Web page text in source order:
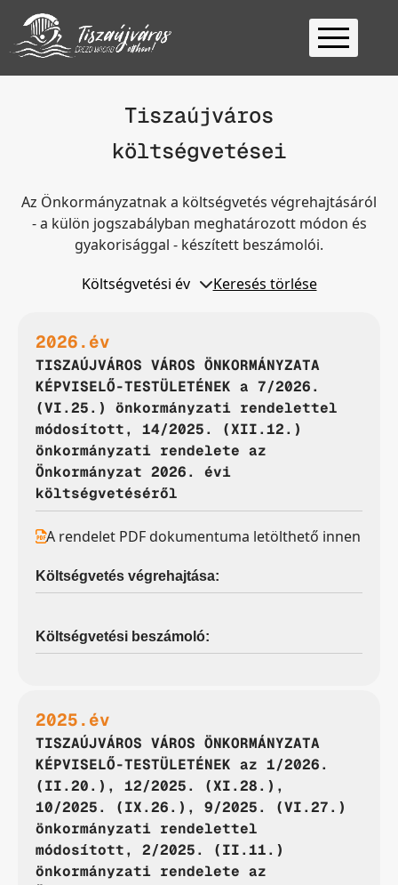
Kezdőlap
2026 Fontos
Elérhetőség
Tiszaújváros
költségvetései
Az Önkormányzatnak a költségvetés végrehajtásáról
- a külön jogszabályban meghatározott módon és
gyakorisággal - készített beszámolói.
Költségvetési év
Keresés törlése
2026.év
TISZAÚJVÁROS VÁROS ÖNKORMÁNYZATA
KÉPVISELŐ-TESTÜLETÉNEK a 7/2026.
(VI.25.) önkormányzati rendelettel
módosított, 14/2025. (XII.12.)
önkormányzati rendelete az
Önkormányzat 2026. évi
költségvetéséről
A rendelet PDF dokumentuma letölthető innen
Költségvetés végrehajtása:
Költségvetési beszámoló:
2025.év
TISZAÚJVÁROS VÁROS ÖNKORMÁNYZATA
KÉPVISELŐ-TESTÜLETÉNEK az 1/2026.
(II.20.), 12/2025. (XI.28.),
10/2025. (IX.26.), 9/2025. (VI.27.)
önkormányzati rendelettel
módosított, 2/2025. (II.11.)
önkormányzati rendelete az